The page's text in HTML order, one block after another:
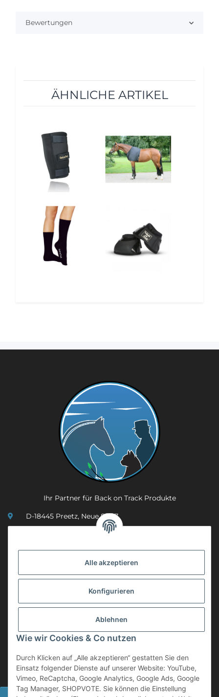
Alle akzeptieren
Konfigurieren
Ablehnen
Wie wir Cookies & Co nutzen
Durch Klicken auf „Alle akzeptieren“ gestatten Sie den
Einsatz folgender Dienste auf unserer Website: YouTube,
Vimeo, ReCaptcha, Google Analytics, Google Ads, Google
Tag Manager, SHOPVOTE. Sie können die Einstellung
Bewertungen
ÄHNLICHE ARTIKEL
10%
12%
Ihr Partner für Back on Track Produkte
D-18445 Preetz, Neue Str. 7
info@mobility-in-harmony.de
Informationen
Back on Track
ZAHLUNGSMETHODEN